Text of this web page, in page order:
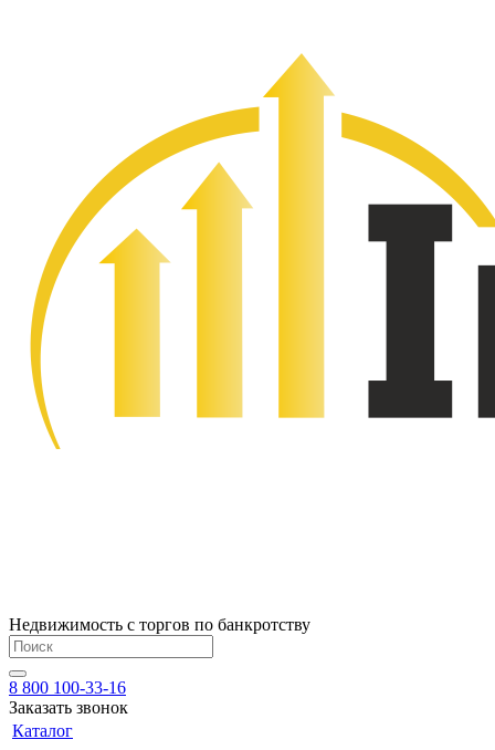
Недвижимость с торгов по банкротству
8 800 100-33-16
Заказать звонок
Каталог